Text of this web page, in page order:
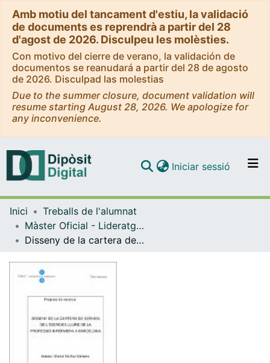
Amb motiu del tancament d'estiu, la validació
de documents es reprendrà a partir del 28
d'agost de 2026. Disculpeu les molèsties.
Con motivo del cierre de verano, la validación de
documentos se reanudará a partir del 28 de agosto
de 2026. Disculpad las molestias
Due to the summer closure, document validation will
resume starting August 28, 2026. We apologize for
any inconvenience.
Navega per tot el DD
Com publicar
Iniciar sessió (current)
Inici
Treballs de l'alumnat
Màster Oficial - Lideratge i Gestió dels Serveis d'Infermeria
Disseny de la cartera de serveis de l'exercici lliure de la professió infermera a Barcelona